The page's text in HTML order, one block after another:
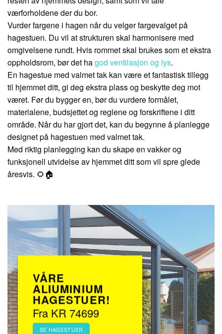
værforholdene der du bor.
Vurder fargene i hagen når du velger fargevalget på
hagestuen. Du vil at strukturen skal harmonisere med
omgivelsene rundt. Hvis rommet skal brukes som et ekstra
oppholdsrom, bør det hagod ventilasjon og lys.
En hagestue med valmet tak kan være et fantastisk tillegg
til hjemmet ditt, gi deg ekstra plass og beskytte deg mot
været. Før du bygger en, bør du vurdere formålet,
materialene, budsjettet og reglene og forskriftene i ditt
område. Når du har gjort det, kan du begynne å planlegge
designet på hagestuen med valmet tak.
Med riktig planlegging kan du skape en vakker og
funksjonell utvidelse av hjemmet ditt som vil spre glede
åresvis. 🌻🏠
VÅRE
ALIUMINIUM
HAGESTUER!
Fra KR 74699
SE HAGESTUER